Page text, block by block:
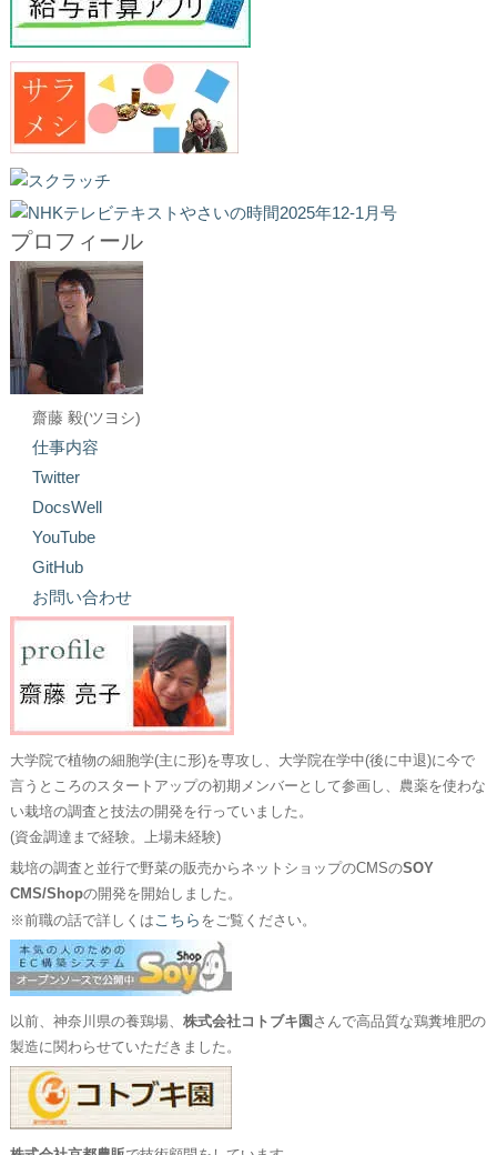
プロフィール
齋藤 毅(ツヨシ)
仕事内容
Twitter
DocsWell
YouTube
GitHub
お問い合わせ
大学院で植物の細胞学(主に形)を専攻し、大学院在学中(後に中退)に今で
言うところのスタートアップの初期メンバーとして参画し、農薬を使わな
い栽培の調査と技法の開発を行っていました。
(資金調達まで経験。上場未経験)
栽培の調査と並行で野菜の販売からネットショップのCMSのSOY
CMS/Shopの開発を開始しました。
※前職の話で詳しくはこちら をご覧ください。
以前、神奈川県の養鶏場、 株式会社コトブキ園 さんで高品質な鶏糞堆肥の
製造に関わらせていただきました。